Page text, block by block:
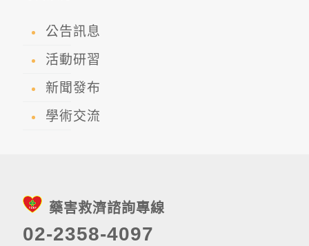
公告訊息
活動研習
新聞發布
學術交流
藥害救濟諮詢專線
02-2358-4097